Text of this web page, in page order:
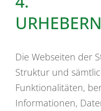
Die Webseiten der
Struktur und
Funktionalitäten,
Informationen,